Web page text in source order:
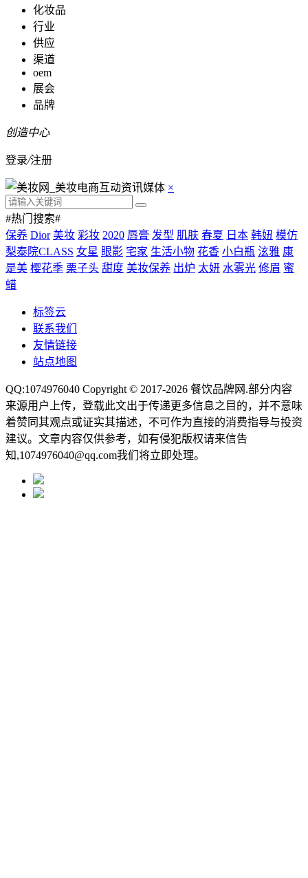
化妆品
行业
供应
渠道
oem
展会
品牌
创造中心
登录/注册
×
#热门搜索#
保养 Dior 美妆 彩妆 2020 唇膏 发型 肌肤 春夏 日本 韩妞 模仿
梨泰院CLASS 女星 眼影 宅家 生活小物 花香 小白瓶 泫雅 康
是美 樱花季 栗子头 甜度 美妆保养 出炉 太妍 水雾光 修眉 蜜
蜡
标签云
联系我们
友情链接
站点地图
QQ:1074976040 Copyright © 2017-2026 餐饮品牌网 .部分内容
来源用户上传，登载此文出于传递更多信息之目的，并不意味
着赞同其观点或证实其描述，不可作为直接的消费指导与投资
建议。文章内容仅供参考，如有侵犯版权请来信告
知,1074976040@qq.com我们将立即处理。